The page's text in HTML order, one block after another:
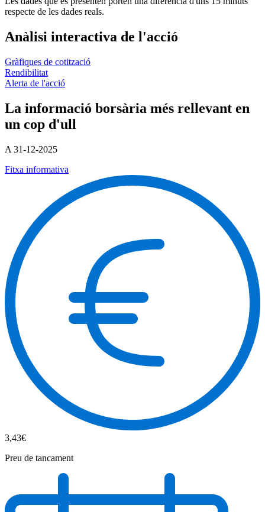
respecte de les dades reals.
Anàlisi interactiva de l'acció
Gràfiques de cotització
Rendibilitat
Alerta de l'acció
La informació borsària més rellevant en
un cop d'ull
A 31-12-2025
Fitxa informativa
3,43€
Preu de tancament